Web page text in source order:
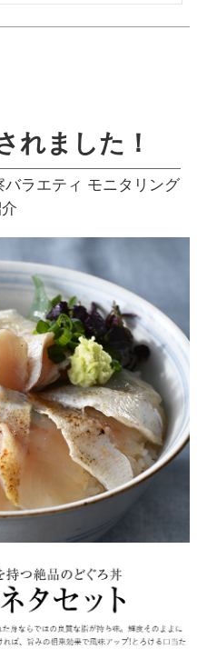
れました！
ラエティ モニタリング